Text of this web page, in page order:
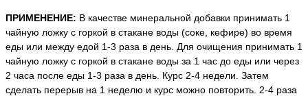
ПРИМЕНЕНИЕ: В качестве минеральной добавки принимать 1
чайную ложку с горкой в стакане воды (соке, кефире) во время
еды или между едой 1-3 раза в день. Для очищения принимать 1
чайную ложку с горкой в стакане воды за 1 час до еды или через
2 часа после еды 1-3 раза в день. Курс 2-4 недели. Затем
сделать перерыв на 1 неделю и курс можно повторить. 2-4 раза